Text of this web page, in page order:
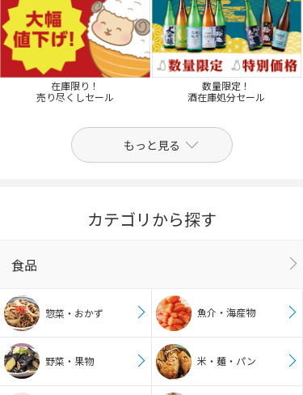
在庫限り！
売り尽くしセール
数量限定！
酒在庫処分セール
もっと見る
カテゴリから探す
食品
惣菜・おかず 魚介・海産物
野菜・果物 米・麺・パン